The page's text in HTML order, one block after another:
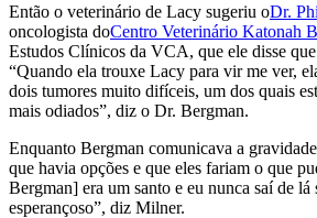
Então o veterinário de Lacy sugeriu oDr.
oncologista doCentro Veterinário Katonah
Estudos Clínicos da VCA, que ele disse
“Quando ela trouxe Lacy para vir me ver,
dois tumores muito difíceis, um dos quais
mais odiados”, diz o Dr. Bergman.
Enquanto Bergman comunicava a
que havia opções e que eles fariam o que
Bergman] era um santo e eu nunca saí de lá
esperançoso”, diz Milner.